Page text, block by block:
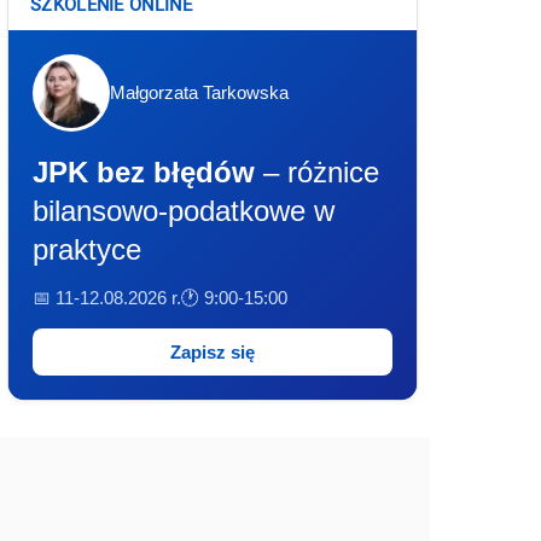
Małgorzata Tarkowska
JPK bez błędów – różnice
bilansowo-podatkowe w
praktyce
📅 11-12.08.2026 r.🕐 9:00-15:00
Zapisz się